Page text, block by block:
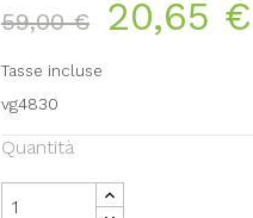
59,00 € 20,65 €
Tasse incluse
vg4830
Quantità